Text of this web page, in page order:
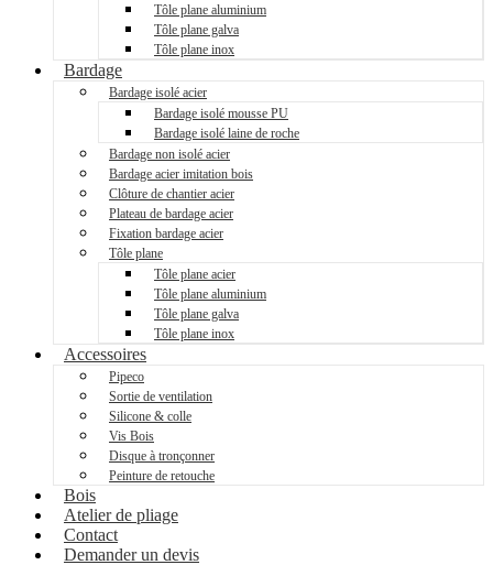
Tôle plane aluminium
Tôle plane galva
Tôle plane inox
Bardage
Bardage isolé acier
Bardage isolé mousse PU
Bardage isolé laine de roche
Bardage non isolé acier
Bardage acier imitation bois
Clôture de chantier acier
Plateau de bardage acier
Fixation bardage acier
Tôle plane
Tôle plane acier
Tôle plane aluminium
Tôle plane galva
Tôle plane inox
Accessoires
Pipeco
Sortie de ventilation
Silicone & colle
Vis Bois
Disque à tronçonner
Peinture de retouche
Bois
Atelier de pliage
Contact
Demander un devis